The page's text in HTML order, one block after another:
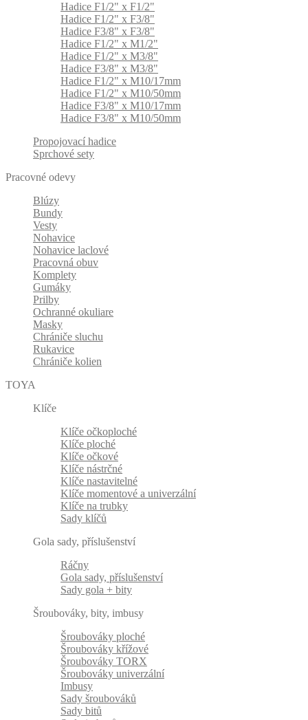
Hadice F1/2" x F1/2"
Hadice F1/2" x F3/8"
Hadice F3/8" x F3/8"
Hadice F1/2" x M1/2"
Hadice F1/2" x M3/8"
Hadice F3/8" x M3/8"
Hadice F1/2" x M10/17mm
Hadice F1/2" x M10/50mm
Hadice F3/8" x M10/17mm
Hadice F3/8" x M10/50mm
Propojovací hadice
Sprchové sety
Pracovné odevy
Blúzy
Bundy
Vesty
Nohavice
Nohavice laclové
Pracovná obuv
Komplety
Gumáky
Prilby
Ochranné okuliare
Masky
Chrániče sluchu
Rukavice
Chrániče kolien
TOYA
Klíče
Klíče očkoploché
Klíče ploché
Klíče očkové
Klíče nástrčné
Klíče nastavitelné
Klíče momentové a univerzální
Klíče na trubky
Sady klíčů
Gola sady, příslušenství
Ráčny
Gola sady, příslušenství
Sady gola + bity
Šroubováky, bity, imbusy
Šroubováky ploché
Šroubováky křížové
Šroubováky TORX
Šroubováky univerzální
Imbusy
Sady šroubováků
Sady bitů